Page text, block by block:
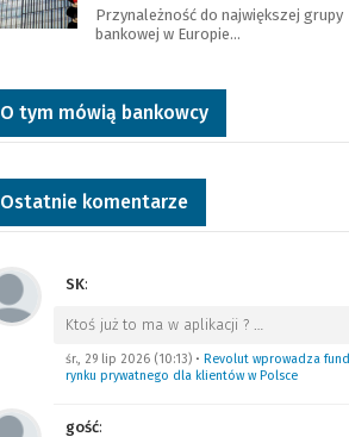
Przynależność do największej grupy
bankowej w Europie…
O tym mówią bankowcy
Ostatnie komentarze
SK:
Ktoś już to ma w aplikacji ? …
śr., 29 lip 2026 (10:13)• Revolut wprowadza
rynku prywatnego dla klientów w Polsce
gość: